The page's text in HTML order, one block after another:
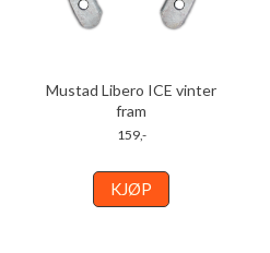
Mustad Libero ICE vinter
fram
159,-
KJØP